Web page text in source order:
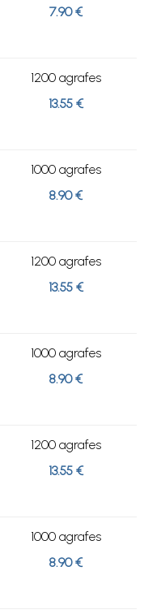
7.90 €
1200 agrafes
13.55 €
1000 agrafes
8.90 €
1200 agrafes
13.55 €
1000 agrafes
8.90 €
1200 agrafes
13.55 €
1000 agrafes
8.90 €